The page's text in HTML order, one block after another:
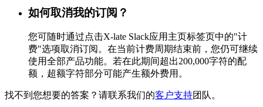
如何取消我的订阅？
您可随时通过点击X-late Slack应用主页标签页中的"计
费"选项取消订阅。在当前计费周期结束前，您仍可继续
使用全部产品功能。若在此期间超出200,000字符的配
额，超额字符部分可能产生额外费用。
找不到您想要的答案？请联系我们的客户支持团队。